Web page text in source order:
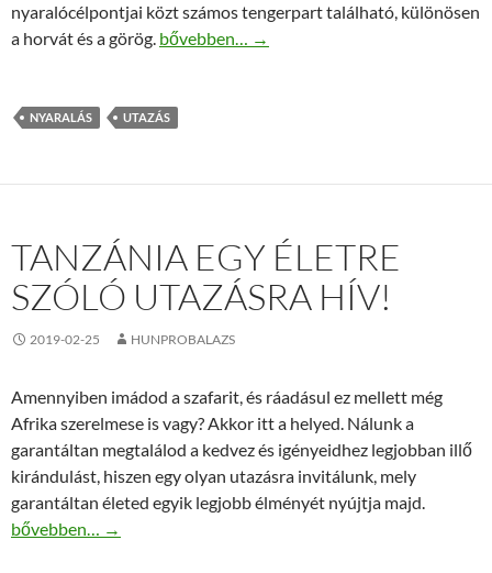
nyaralócélpontjai közt számos tengerpart található, különösen
a horvát és a görög. Utazásokról és nyaralásokról bővebben az
bővebben… →
NYARALÁS UTAZÁS
TANZÁNIA EGY ÉLETRE
SZÓLÓ UTAZÁSRA HÍV!
2019-02-25 HUNPROBALAZS
Amennyiben imádod a szafarit, és ráadásul ez mellett még
Afrika szerelmese is vagy? Akkor itt a helyed. Nálunk a
garantáltan megtalálod a kedvez és igényeidhez legjobban illő
kirándulást, hiszen egy olyan utazásra invitálunk, mely
garantáltan életed egyik legjobb élményét nyújtja majd.
Tanzánia egy életre szóló utazásra hív!
bővebben… →